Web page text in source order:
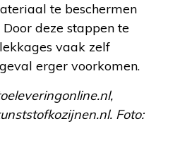
te beschermen
deze stappen te
vaak zelf
erger voorkomen.
Foto: